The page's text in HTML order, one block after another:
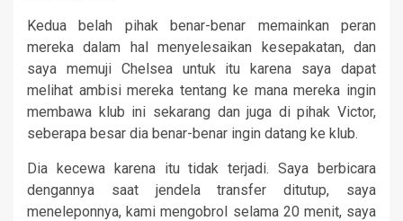
Kedua belah pihak benar-benar memainkan peran
mereka dalam hal menyelesaikan kesepakatan, dan
saya memuji Chelsea untuk itu karena saya dapat
melihat ambisi mereka tentang ke mana mereka ingin
membawa klub ini sekarang dan juga di pihak Victor,
seberapa besar dia benar-benar ingin datang ke klub.
Dia kecewa karena itu tidak terjadi. Saya berbicara
dengannya saat jendela transfer ditutup, saya
meneleponnya, kami mengobrol selama 20 menit, saya